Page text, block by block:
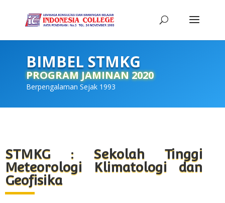
BIMBEL STMKG
PROGRAM JAMINAN 2020
Berpengalaman Sejak 1993
STMKG : Sekolah Tinggi
Meteorologi Klimatologi dan
Geofisika